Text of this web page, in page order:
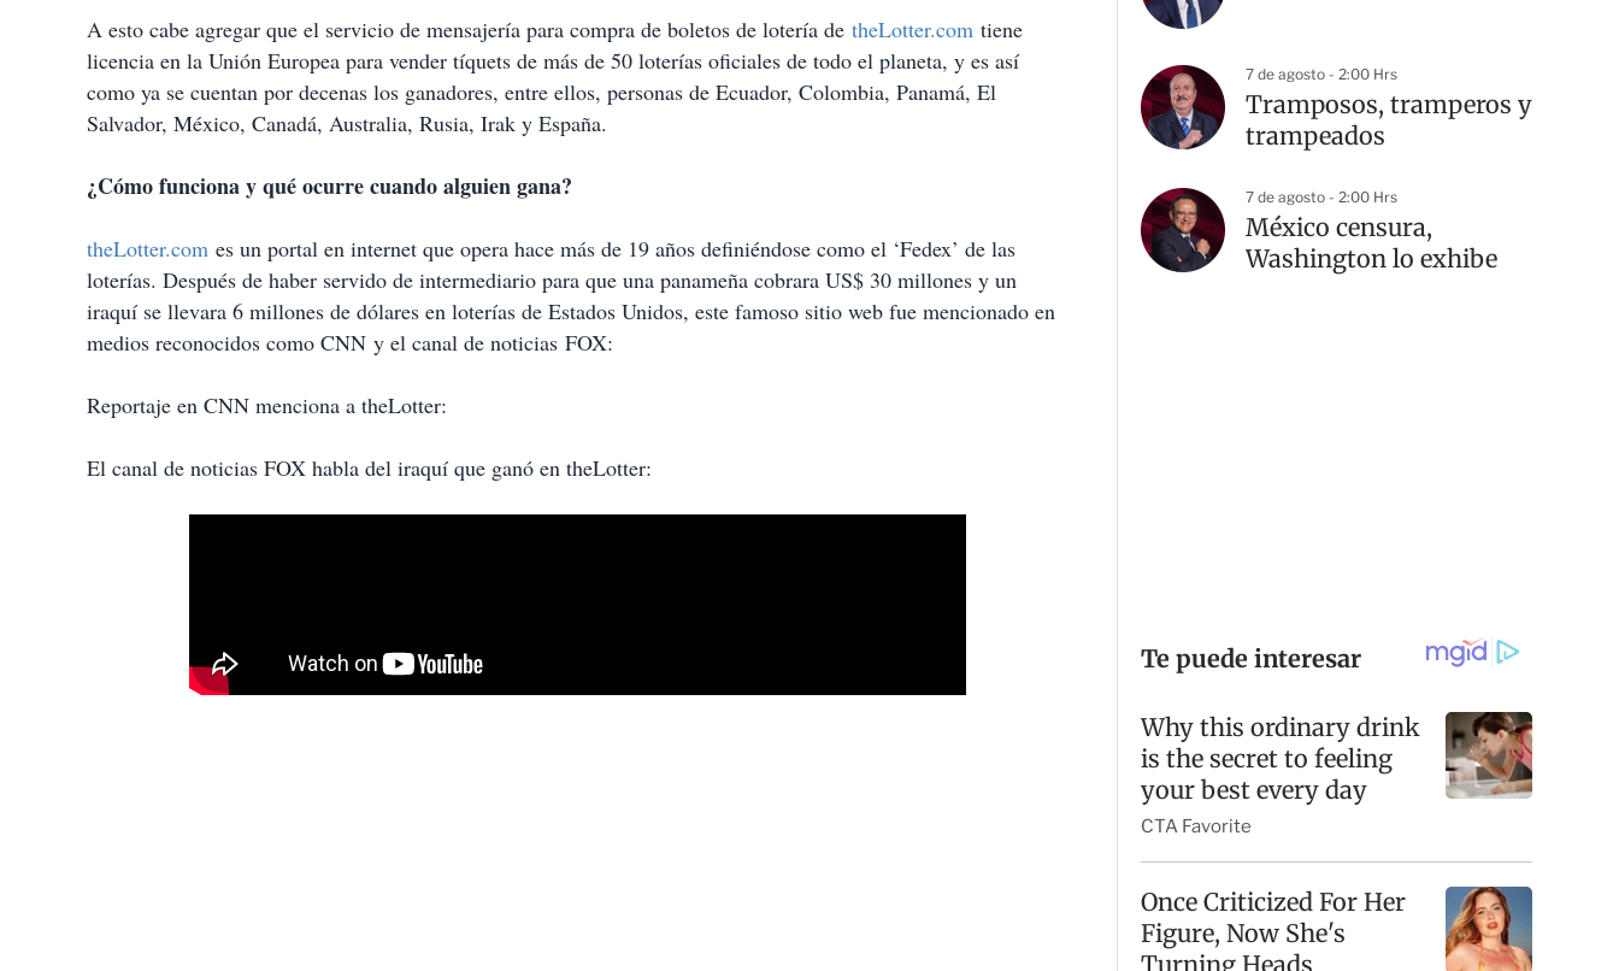
A esto cabe agregar que el servicio de mensajería para compra de boletos de lotería de theLotter.com tiene
licencia en la Unión Europea para vender tíquets de más de 50 loterías oficiales de todo el planeta, y es así
como ya se cuentan por decenas los ganadores, entre ellos, personas de Ecuador, Colombia, Panamá, El
Salvador, México, Canadá, Australia, Rusia, Irak y España.
¿Cómo funciona y qué ocurre cuando alguien gana?
theLotter.com es un portal en internet que opera hace más de 19 años definiéndose como el ‘Fedex’ de las
loterías. Después de haber servido de intermediario para que una panameña cobrara US$ 30 millones y un
iraquí se llevara 6 millones de dólares en loterías de Estados Unidos, este famoso sitio web fue mencionado en
medios reconocidos como CNN y el canal de noticias FOX:
Reportaje en CNN menciona a theLotter:
El canal de noticias FOX habla del iraquí que ganó en theLotter:
7 de agosto - 2:00 Hrs
Tramposos, tramperos y
trampeados
7 de agosto - 2:00 Hrs
México censura,
Washington lo exhibe